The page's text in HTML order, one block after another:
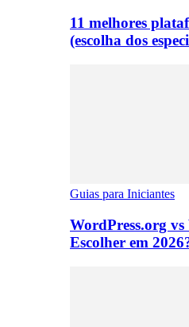
11 melhores
(escolha dos
Guias para Iniciantes
WordPress.org
Escolher em